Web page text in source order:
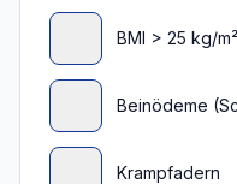
BMI > 25 kg/m²
Beinödeme
Krampfadern